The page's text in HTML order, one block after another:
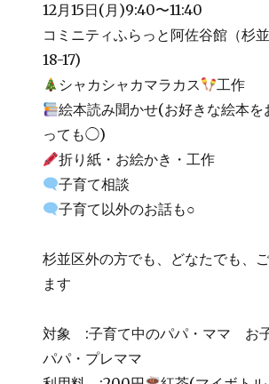
12月15日(月)9:40〜11:40
コミニティふらっと阿佐谷館（杉
18-17)
シャカシャカマラカス
工作
絵本読み聞かせ(お好きな絵本を
っても◯)
折り紙・お絵かき・工作
子育て相談
子育て以外のお話も○
杉並区外の方でも、どなたでも、
ます
対象 :子育て中のパパ・ママ お
パパ・プレママ